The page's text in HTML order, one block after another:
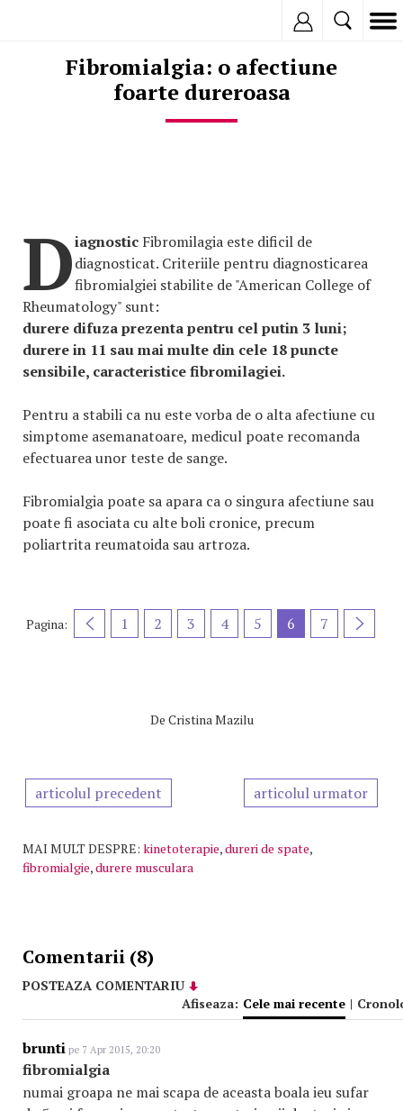
Fibromialgia: o afectiune
foarte dureroasa
Diagnostic Fibromilagia este dificil de
diagnosticat. Criteriile pentru diagnosticarea
fibromialgiei stabilite de "American College of
Rheumatology" sunt:
durere difuza prezenta pentru cel putin 3 luni;
durere in 11 sau mai multe din cele 18 puncte
sensibile, caracteristice fibromilagiei.
Pentru a stabili ca nu este vorba de o alta afectiune cu
simptome asemanatoare, medicul poate recomanda
efectuarea unor teste de sange.
Fibromialgia poate sa apara ca o singura afectiune sau
poate fi asociata cu alte boli cronice, precum
poliartrita reumatoida sau artroza.
Pagina: 1 2 3 4 5 6 7
De Cristina Mazilu
articolul precedent articolul urmator
MAI MULT DESPRE: kinetoterapie,dureri de spate,
fibromialgie,durere musculara
Comentarii (8)
POSTEAZA COMENTARIU
Afiseaza: Cele mai recente |
brunti pe 7 Apr 2015, 20:20
fibromialgia
numai groapa ne mai scapa de aceasta boala ieu sufar